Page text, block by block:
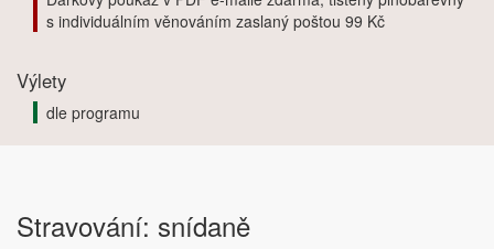
s individuálním věnováním zaslaný poštou 99 Kč
Výlety
dle programu
Stravování: snídaně